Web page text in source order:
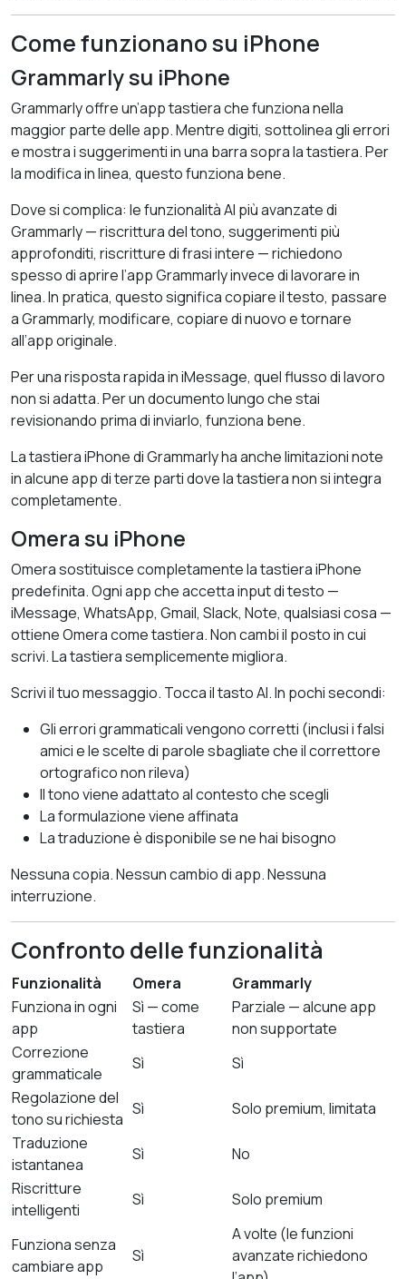
Come funzionano su iPhone
Grammarly su iPhone
Grammarly offre un’app tastiera che funziona nella
maggior parte delle app. Mentre digiti, sottolinea gli errori
e mostra i suggerimenti in una barra sopra la tastiera. Per
la modifica in linea, questo funziona bene.
Dove si complica: le funzionalità AI più avanzate di
Grammarly — riscrittura del tono, suggerimenti più
approfonditi, riscritture di frasi intere — richiedono
spesso di aprire l’app Grammarly invece di lavorare in
linea. In pratica, questo significa copiare il testo, passare
a Grammarly, modificare, copiare di nuovo e tornare
all’app originale.
Per una risposta rapida in iMessage, quel flusso di lavoro
non si adatta. Per un documento lungo che stai
revisionando prima di inviarlo, funziona bene.
La tastiera iPhone di Grammarly ha anche limitazioni note
in alcune app di terze parti dove la tastiera non si integra
completamente.
Omera su iPhone
Omera sostituisce completamente la tastiera iPhone
predefinita. Ogni app che accetta input di testo —
iMessage, WhatsApp, Gmail, Slack, Note, qualsiasi cosa —
ottiene Omera come tastiera. Non cambi il posto in cui
scrivi. La tastiera semplicemente migliora.
Scrivi il tuo messaggio. Tocca il tasto AI. In pochi secondi:
Gli errori grammaticali vengono corretti (inclusi i falsi
amici e le scelte di parole sbagliate che il correttore
ortografico non rileva)
Il tono viene adattato al contesto che scegli
La formulazione viene affinata
La traduzione è disponibile se ne hai bisogno
Nessuna copia. Nessun cambio di app. Nessuna
interruzione.
Confronto delle funzionalità
Funzionalità Omera
Grammarly
Funziona in ogni
app
Sì — come
tastiera
Parziale — alcune app
non supportate
Correzione
grammaticale
Sì
Sì
Regolazione del
tono su richiesta
Sì
Solo premium, limitata
Traduzione
istantanea
Sì
No
Riscritture
intelligenti
Sì Solo premium
Funziona senza
cambiare app
Sì
A volte (le funzioni
avanzate richiedono